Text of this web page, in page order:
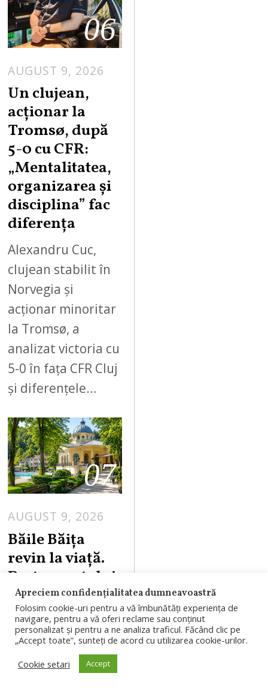
06
AUGUST 9, 2026
Un clujean,
acționar la
Tromsø, după
5-0 cu CFR:
„Mentalitatea,
organizarea și
disciplina” fac
diferența
Alexandru Cuc,
clujean stabilit în
Norvegia și
acționar minoritar
la Tromsø, a
analizat victoria cu
5-0 în fața CFR Cluj
și diferențele…
07
AUGUST 9, 2026
T
9
,
2
0
2
Băile Băița
revin la viață.
Restaurantul și
parcul se
redeschid pe 18
august, iar
investiția
continuă
Apreciem confidențialitatea dumneavoastră
Folosim cookie-uri pentru a vă îmbunătăți experiența de
navigare, pentru a vă oferi reclame sau conținut
personalizat și pentru a ne analiza traficul. Făcând clic pe
„Accept toate”, sunteți de acord cu utilizarea cookie-urilor.
Cookie setari
Accept